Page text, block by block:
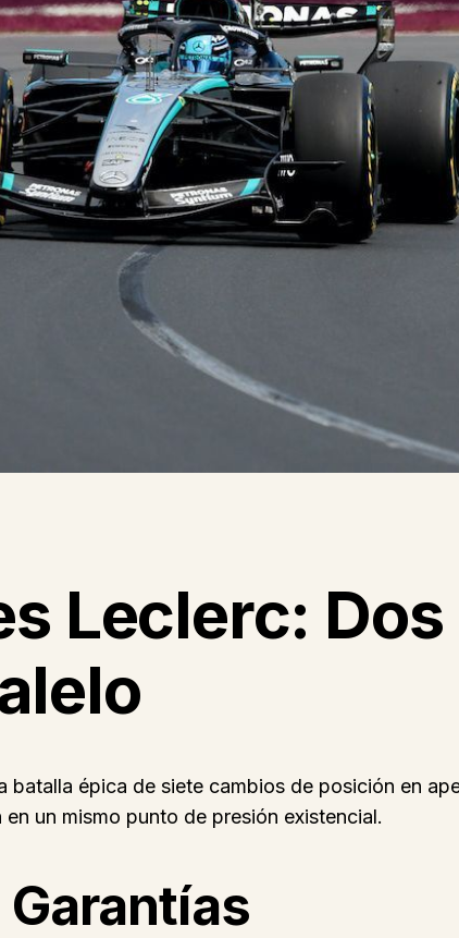
Leclerc: Dos
épica de siete cambios de posición en
un mismo punto de presión existencial.